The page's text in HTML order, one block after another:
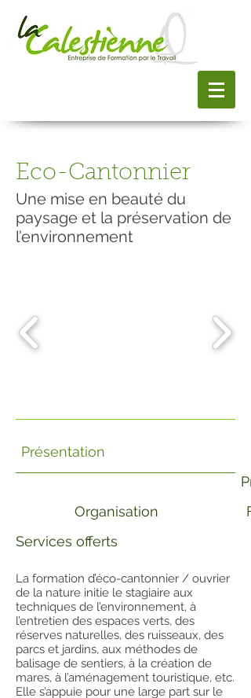
Eco-Cantonnier
Une mise en beauté du
paysage et la préservation de
l’environnement
Présentation
Organisation
Services offerts
La formation d’éco-cantonnier / ouvrier
de la nature initie le stagiaire aux
techniques de l’environnement, à
l’entretien des espaces verts, des
réserves naturelles, des ruisseaux, des
parcs et jardins, aux méthodes de
balisage de sentiers, à la création de
mares, à l’aménagement touristique, etc.
Elle s’appuie pour une large part sur le